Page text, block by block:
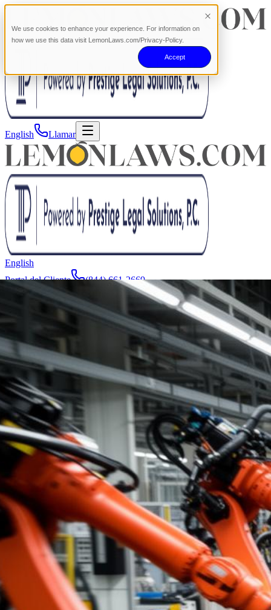
We use cookies to enhance your experience. For information on
how we use this data visit LemonLaws.com/Privacy-Policy.
Accept
English Llamar
English
Portal del Cliente
(844) 661-2669
Abogados y Equipo
Áreas de Servicio
Más
Contacto